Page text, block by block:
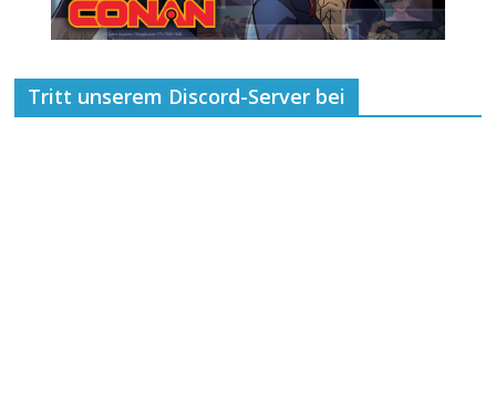
Tritt unserem Discord-Server bei